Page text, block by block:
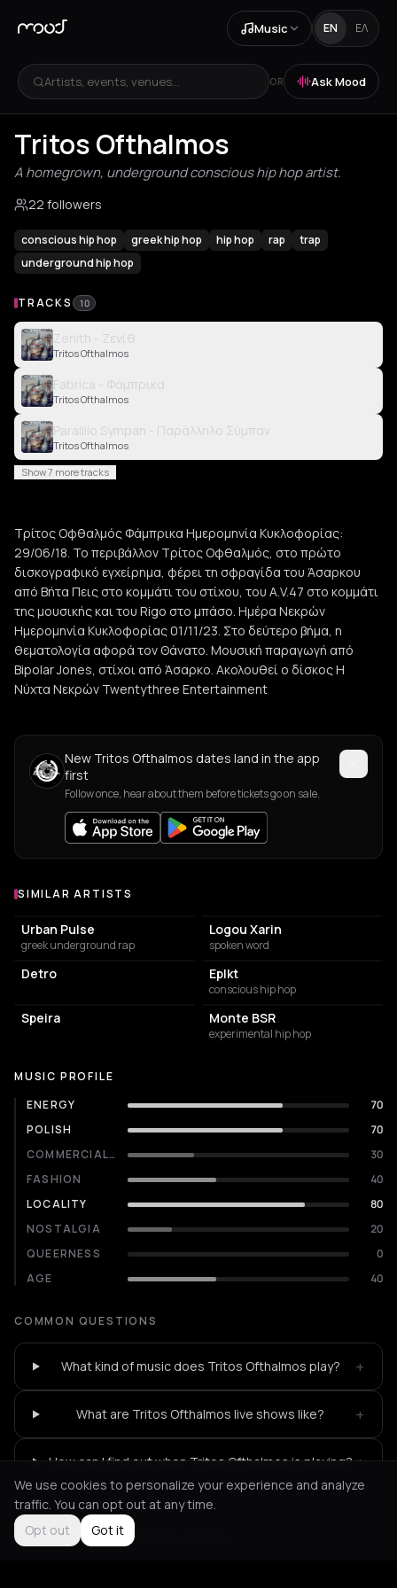
Music EN ΕΛ
Artists, events, venues... OR Ask Mood
Tritos Ofthalmos
A homegrown, underground conscious hip hop artist.
22 followers
conscious hip hop greek hip hop hip hop rap
trap
underground hip hop
TRACKS 10
Zenith - Ζενίθ
Tritos Ofthalmos
Fabrica - Φάμπρικα
Tritos Ofthalmos
Parallilo Sympan - Παράλληλο Σύμπαν
Tritos Ofthalmos
Show 7 more tracks
Τρίτος Οφθαλμός Φάμπρικα Ημερομηνία Κυκλοφορίας:
29/06/18. Το περιβάλλον Τρίτος Οφθαλμός, στο πρώτο
δισκογραφικό εγχείρημα, φέρει τη σφραγίδα του Άσαρκου
από Βήτα Πεις στο κομμάτι του στίχου, του A.V.47 στο κομμάτι
της μουσικής και του Rigo στο μπάσο. Ημέρα Νεκρών
Ημερομηνία Κυκλοφορίας 01/11/23. Στο δεύτερο βήμα, η
θεματολογία αφορά τον Θάνατο. Μουσική παραγωγή από
Bipolar Jones, στίχοι από Άσαρκο. Ακολουθεί ο δίσκος Η
Νύχτα Νεκρών Twentythree Entertainment
New Tritos Ofthalmos dates land in the app
first
Follow once, hear about them before tickets go on sale.
Similar Artists
SIMILAR ARTISTS
Urban Pulse
greek underground rap
Logou Xarin
spoken word
Detro Eplkt
conscious hip hop
Speira Monte BSR
experimental hip hop
MUSIC PROFILE
ENERGY
70
POLISH
70
COMMERCIALITY
30
FASHION
40
LOCALITY
80
NOSTALGIA
20
QUEERNESS
0
AGE
40
COMMON QUESTIONS
What kind of music does Tritos Ofthalmos play? +
What are Tritos Ofthalmos live shows like? +
How can I find out when Tritos Ofthalmos is playing?+
Not feeling it? All events in Athens
We use cookies to personalize your experience and analyze
traffic. You can opt out at any time.
Opt out
Got it